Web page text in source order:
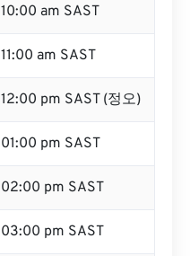
10:00 am SAST
11:00 am SAST
12:00 pm SAST (정오)
01:00 pm SAST
02:00 pm SAST
03:00 pm SAST